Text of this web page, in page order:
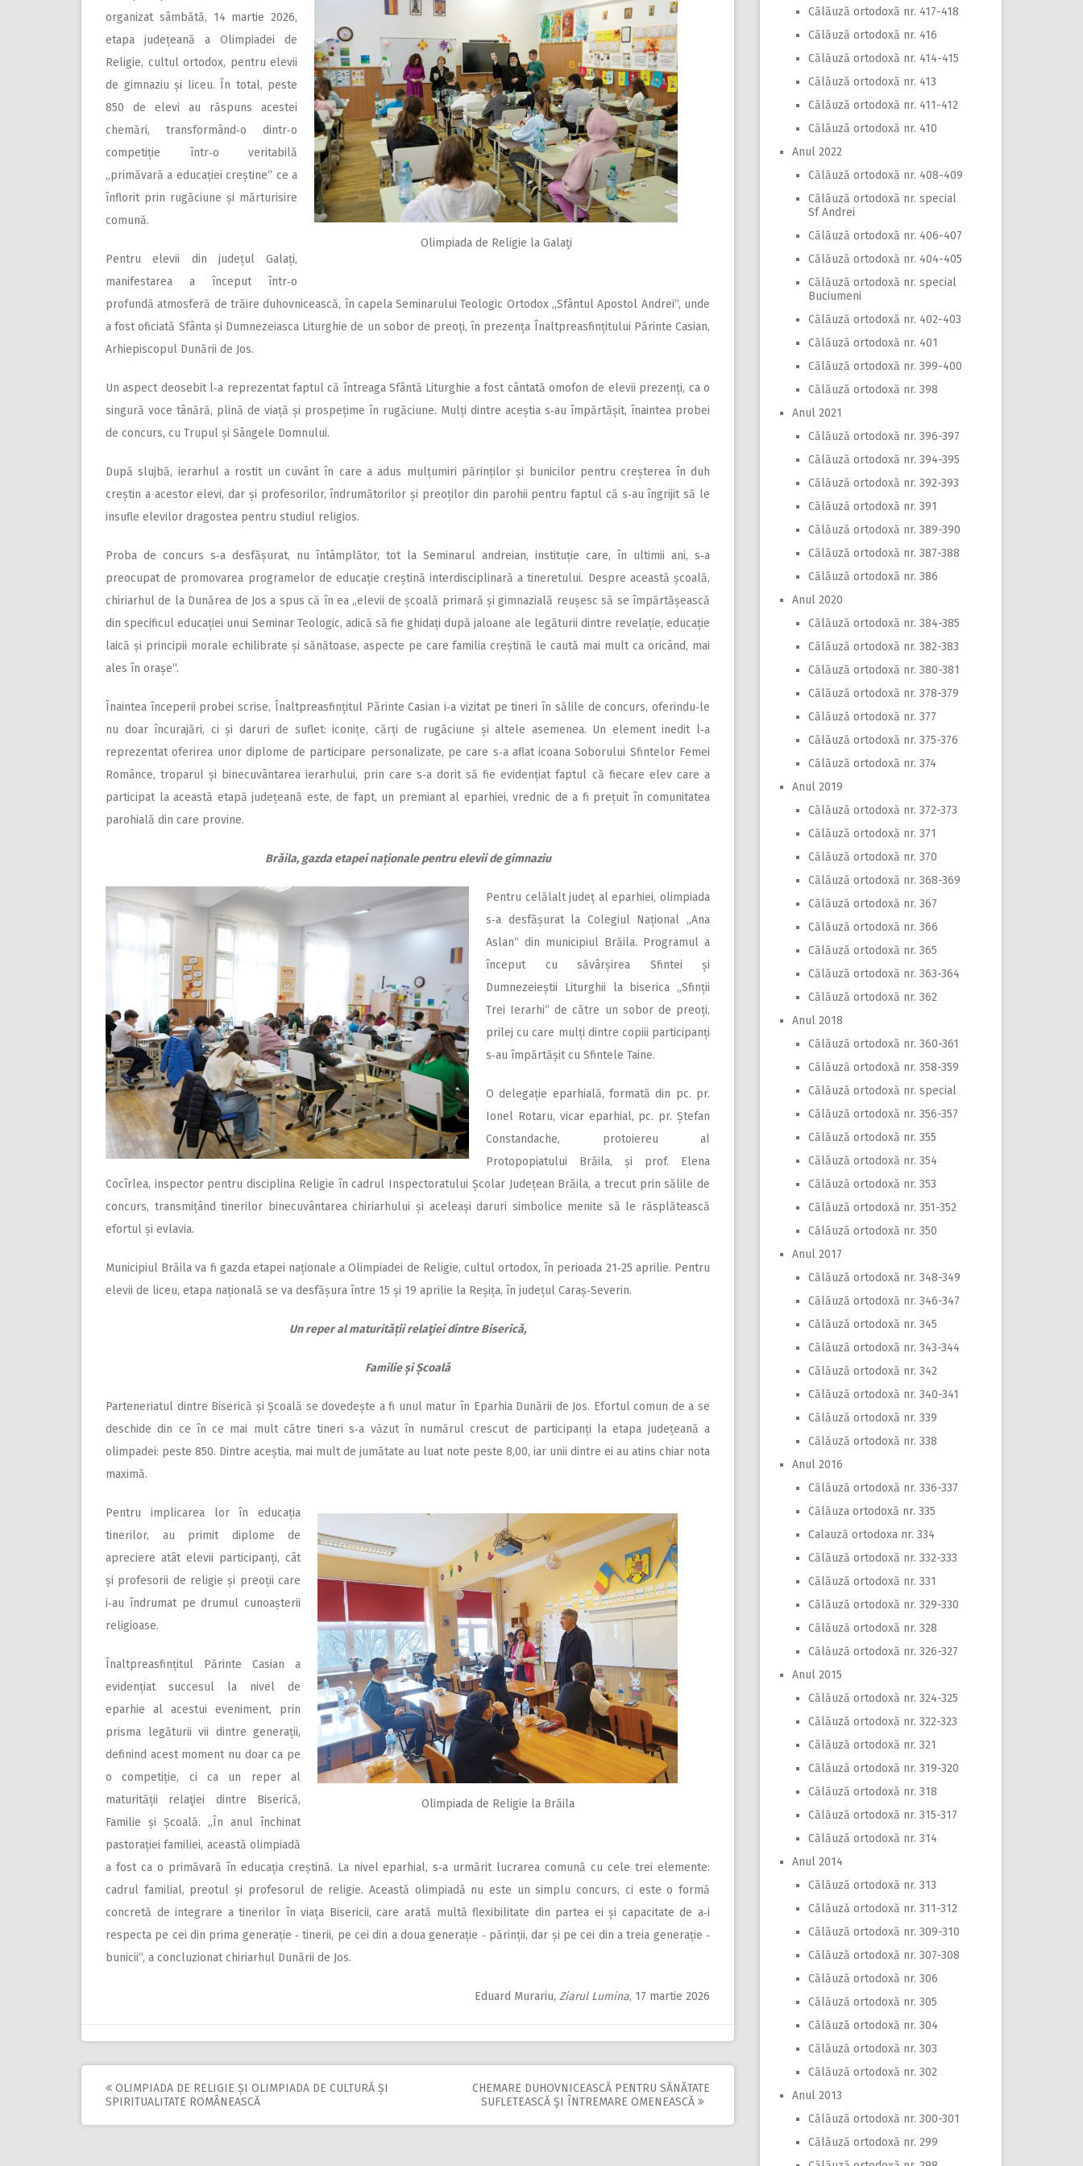
Olimpiada de Religie la Galaţi
organizat sâmbătă, 14 martie 2026,
etapa județeană a Olimpiadei de
Religie, cultul ortodox, pentru elevii
de gimnaziu și liceu. În total, peste
850 de elevi au răspuns acestei
chemări, transformând‑o dintr‑o
competiție într‑o veritabilă
„primăvară a educației creștine“ ce a
înflorit prin rugăciune și mărturisire
comună.
Pentru elevii din județul Galați,
manifestarea a început într‑o
profundă atmosferă de trăire duhovnicească, în capela Seminarului Teologic Ortodox „Sfântul Apostol Andrei“, unde
a fost oficiată Sfânta și Dumnezeiasca Liturghie de un sobor de preoți, în prezența Înaltpreasfințitului Părinte Casian,
Arhiepiscopul Dunării de Jos.
Un aspect deosebit l‑a reprezentat faptul că întreaga Sfântă Liturghie a fost cântată omofon de elevii prezenți, ca o
singură voce tânără, plină de viață și prospețime în rugăciune. Mulți dintre aceștia s‑au împărtășit, înaintea probei
de concurs, cu Trupul și Sângele Domnului.
După slujbă, ierarhul a rostit un cuvânt în care a adus mulțumiri părinților și bunicilor pentru creșterea în duh
creștin a acestor elevi, dar și profesorilor, îndrumătorilor și preoților din parohii pentru faptul că s‑au îngrijit să le
insufle elevilor dragostea pentru studiul religios.
Proba de concurs s‑a desfă­șurat, nu întâmplător, tot la Seminarul andreian, instituție care, în ultimii ani, s‑a
preocupat de pro­movarea programelor de edu­cație creștină interdisciplinară a tineretului. Despre această școală,
chiriarhul de la Dunărea de Jos a spus că în ea „elevii de școală primară și gimnazială reușesc să se împărtășească
din specificul educației unui Seminar Teologic, adică să fie ghidați după jaloane ale legăturii dintre revelație, educație
laică și principii morale echilibrate și sănătoase, aspecte pe care familia creștină le caută mai mult ca oricând, mai
ales în orașe“.
Înaintea începerii probei scrise, Înaltpreasfințitul Părinte Casian i‑a vizitat pe tineri în sălile de concurs, oferindu‑le
nu doar încurajări, ci și daruri de suflet: iconițe, cărți de rugăciune și altele asemenea. Un element inedit l‑a
reprezentat oferirea unor diplome de participare personalizate, pe care s‑a aflat icoana Soborului Sfintelor Femei
Românce, troparul și binecuvântarea ierarhului, prin care s‑a dorit să fie evidențiat faptul că fiecare elev care a
participat la această etapă județeană este, de fapt, un premiant al eparhiei, vrednic de a fi prețuit în comunitatea
parohială din care provine.
Brăila, gazda etapei naționale pentru elevii de gimnaziu
Pentru celălalt județ al eparhiei, olimpiada
s‑a desfășurat la Colegiul Național „Ana
Aslan“ din municipiul Brăila. Programul a
început cu săvârșirea Sfintei și
Dumnezeieștii Liturghii la biserica „Sfinții
Trei Ierarhi“ de către un sobor de preoți,
prilej cu care mulți dintre copiii participanți
s‑au împărtășit cu Sfintele Taine.
O delegație eparhială, formată din pc. pr.
Ionel Rotaru, vicar eparhial, pc. pr. Ștefan
Constandache, protoiereu al
Protopopiatului Brăila, și prof. Elena
Cocîrlea, inspector pentru disciplina Religie în cadrul Inspectoratului Școlar Județean Brăila, a trecut prin sălile de
concurs, transmițând tinerilor binecuvântarea chiriarhului și aceleași daruri simbolice menite să le răsplătească
efortul și evlavia.
Municipiul Brăila va fi gazda etapei naționale a Olimpiadei de Religie, cultul ortodox, în perioada 21‑25 aprilie. Pentru
elevii de liceu, etapa națională se va desfășura între 15 și 19 aprilie la Reșița, în județul Caraș‑Severin.
Un reper al maturității relaţiei dintre Biserică,
Familie și Școală
Parteneriatul dintre Biserică și Școală se dovedește a fi unul matur în Eparhia Dunării de Jos. Efortul comun de a se
deschide din ce în ce mai mult către tineri s‑a văzut în numărul crescut de participanți la etapa județeană a
olimpadei: peste 850. Dintre aceștia, mai mult de jumătate au luat note peste 8,00, iar unii dintre ei au atins chiar nota
maximă.
Olimpiada de Religie la Brăila
Pentru implicarea lor în educația
tinerilor, au primit diplome de
apreciere atât elevii participanți, cât
și profesorii de religie și preoții care
i‑au îndrumat pe drumul cunoașterii
religioase.
Înaltpreasfințitul Părinte Casian a
evidențiat succesul la nivel de
eparhie al acestui eveniment, prin
prisma legăturii vii dintre generații,
definind acest moment nu doar ca pe
o competiție, ci ca un reper al
maturității relaţiei dintre Biserică,
Familie și Școală. „În anul închinat
pastorației familiei, această olimpiadă
a fost ca o primăvară în educația creștină. La nivel eparhial, s‑a urmărit lucrarea comună cu cele trei elemente:
cadrul familial, preotul și profesorul de religie. Această olimpiadă nu este un simplu concurs, ci este o formă
concretă de integrare a tinerilor în viața Bisericii, care arată multă flexibilitate din partea ei și capacitate de a‑i
respecta pe cei din prima generație ‑ tinerii, pe cei din a doua generație ‑ părinții, dar și pe cei din a treia generație ‑
bunicii“, a concluzionat chiriarhul Dunării de Jos.
Eduard Murariu, Ziarul Lumina, 17 martie 2026
Post
navigation
OLIMPIADA DE RELIGIE ȘI OLIMPIADA DE CULTURĂ ȘI
SPIRITUALITATE ROMÂNEASCĂ
CHEMARE DUHOVNICEASCĂ PENTRU SĂNĂTATE
SUFLETEASCĂ ŞI ÎNTREMARE OMENEASCĂ
Călăuză ortodoxă nr. 417-418
Călăuză ortodoxă nr. 416
Călăuză ortodoxă nr. 414-415
Călăuză ortodoxă nr. 413
Călăuză ortodoxă nr. 411-412
Călăuză ortodoxă nr. 410
Anul 2022
Călăuză ortodoxă nr. 408-409
Călăuză ortodoxă nr. special
Sf Andrei
Călăuză ortodoxă nr. 406-407
Călăuză ortodoxă nr. 404-405
Călăuză ortodoxă nr. special
Buciumeni
Călăuză ortodoxă nr. 402-403
Călăuză ortodoxă nr. 401
Călăuză ortodoxă nr. 399-400
Călăuză ortodoxă nr. 398
Anul 2021
Călăuză ortodoxă nr. 396-397
Călăuză ortodoxă nr. 394-395
Călăuză ortodoxă nr. 392-393
Călăuză ortodoxă nr. 391
Călăuză ortodoxă nr. 389-390
Călăuză ortodoxă nr. 387-388
Călăuză ortodoxă nr. 386
Anul 2020
Călăuză ortodoxă nr. 384-385
Călăuză ortodoxă nr. 382-383
Călăuză ortodoxă nr. 380-381
Călăuză ortodoxă nr. 378-379
Călăuză ortodoxă nr. 377
Călăuză ortodoxă nr. 375-376
Călăuză ortodoxă nr. 374
Anul 2019
Călăuză ortodoxă nr. 372-373
Călăuză ortodoxă nr. 371
Călăuză ortodoxă nr. 370
Călăuză ortodoxă nr. 368-369
Călăuză ortodoxă nr. 367
Călăuză ortodoxă nr. 366
Călăuză ortodoxă nr. 365
Călăuză ortodoxă nr. 363-364
Călăuză ortodoxă nr. 362
Anul 2018
Călăuză ortodoxă nr. 360-361
Călăuză ortodoxă nr. 358-359
Călăuză ortodoxă nr. special
Călăuză ortodoxă nr. 356-357
Călăuză ortodoxă nr. 355
Călăuză ortodoxă nr. 354
Călăuză ortodoxă nr. 353
Călăuză ortodoxă nr. 351-352
Călăuză ortodoxă nr. 350
Anul 2017
Călăuză ortodoxă nr. 348-349
Călăuză ortodoxă nr. 346-347
Călăuză ortodoxă nr. 345
Călăuză ortodoxă nr. 343-344
Călăuză ortodoxă nr. 342
Călăuză ortodoxă nr. 340-341
Călăuză ortodoxă nr. 339
Călăuză ortodoxă nr. 338
Anul 2016
Călăuză ortodoxă nr. 336-337
Călăuza ortodoxă nr. 335
Calauză ortodoxa nr. 334
Călăuză ortodoxă nr. 332-333
Călăuză ortodoxă nr. 331
Călăuză ortodoxă nr. 329-330
Călăuză ortodoxă nr. 328
Călăuză ortodoxă nr. 326-327
Anul 2015
Călăuză ortodoxă nr. 324-325
Călăuză ortodoxă nr. 322-323
Călăuză ortodoxă nr. 321
Călăuză ortodoxă nr. 319-320
Călăuză ortodoxă nr. 318
Călăuză ortodoxă nr. 315-317
Călăuză ortodoxă nr. 314
Anul 2014
Călăuză ortodoxă nr. 313
Călăuză ortodoxă nr. 311-312
Călăuză ortodoxă nr. 309-310
Călăuză ortodoxă nr. 307-308
Călăuză ortodoxă nr. 306
Călăuză ortodoxă nr. 305
Călăuză ortodoxă nr. 304
Călăuză ortodoxă nr. 303
Călăuză ortodoxă nr. 302
Anul 2013
Călăuză ortodoxă nr. 300-301
Călăuză ortodoxă nr. 299